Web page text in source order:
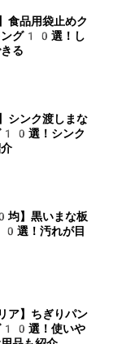
品用袋止めク
ング10選！し
る
ンク渡しまな
10選！シンク
】黒いまな板
選！汚れが目
】ちぎりパン
10選！使いや